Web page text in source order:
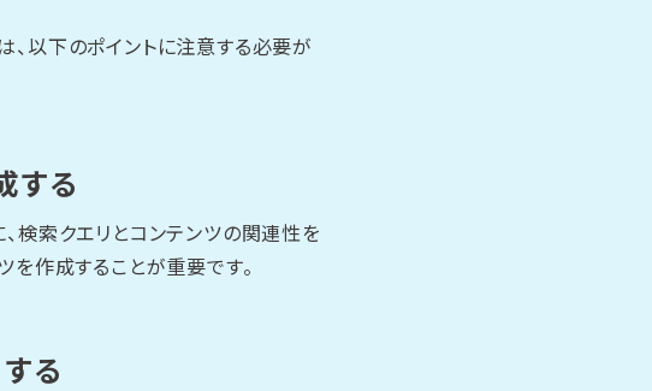
以下のポイントに注意する必要が
する
検索クエリとコンテンツの関連性を
作成することが重要です。
る